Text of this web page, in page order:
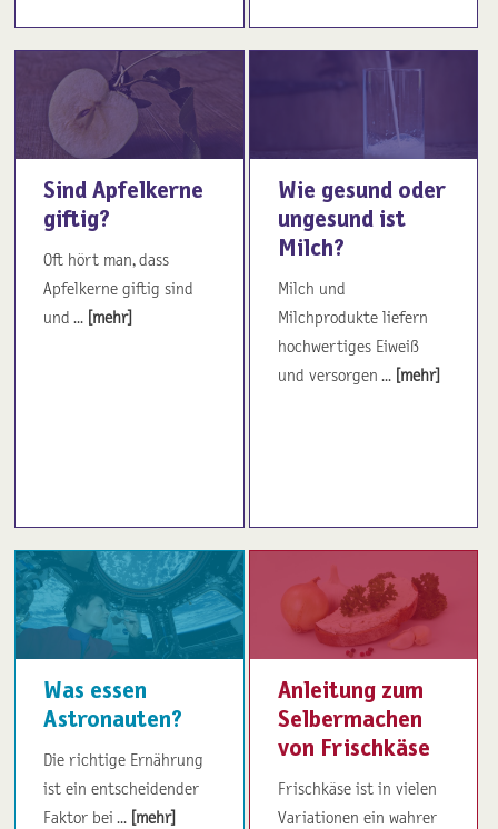
Sind Apfelkerne
giftig?
Oft hört man, dass
Apfelkerne giftig sind
und ... [mehr]
Wie gesund oder
ungesund ist
Milch?
Milch und
Milchprodukte liefern
hochwertiges Eiweiß
und versorgen ... [mehr]
Was essen
Astronauten?
Die richtige Ernährung
ist ein entscheidender
Faktor bei ... [mehr]
Anleitung zum
Selbermachen
von Frischkäse
Frischkäse ist in vielen
Variationen ein wahrer